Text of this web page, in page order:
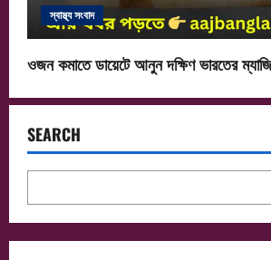
স্বাস্থ্য সংবাদ
ওজন কমাতে ডায়েটে আনুন দক্ষিণ ভারতের
SEARCH